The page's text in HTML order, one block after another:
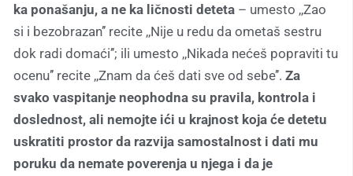
ka ponašanju, a ne ka ličnosti deteta – umesto ,,Zao
si i bezobrazan’’ recite ,,Nije u redu da ometaš sestru
dok radi domaći’’; ili umesto ,,Nikada nećeš popraviti tu
ocenu’’ recite ,,Znam da ćeš dati sve od sebe’’. Za
svako vaspitanje neophodna su pravila, kontrola i
doslednost, ali nemojte ići u krajnost koja će detetu
uskratiti prostor da razvija samostalnost i dati mu
poruku da nemate poverenja u njega i da je